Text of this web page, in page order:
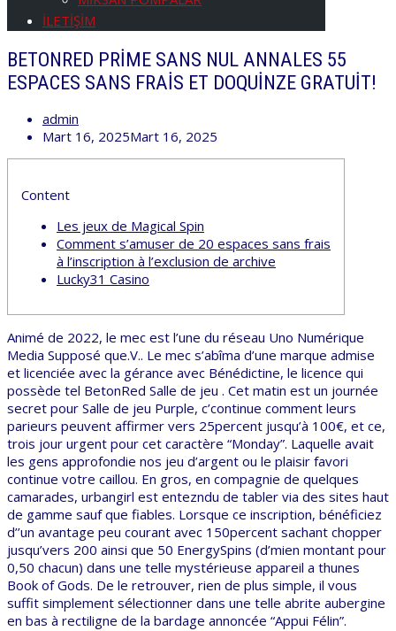
İLETİŞİM
BETONRED PRIME SANS NUL ANNALES 55
ESPACES SANS FRAIS ET DOQUINZE GRATUIT!
admin
Mart 16, 2025Mart 16, 2025
Content
Les jeux de Magical Spin
Comment s’amuser de 20 espaces sans frais
à l’inscription à l’exclusion de archive
Lucky31 Casino
Animé de 2022, le mec est l’une du réseau Uno Numérique
Media Supposé que.V.. Le mec s’abîma d’une marque admise
et licenciée avec la gérance avec Bénédictine, le licence qui
possède tel BetonRed Salle de jeu . Cet matin est un journée
secret pour Salle de jeu Purple, c’continue comment leurs
parieurs peuvent affirmer vers 25percent jusqu’à 100€, et ce,
trois jour urgent pour cet caractère “Monday”. Laquelle avait
les gens approfondie nos jeu d’argent ou le plaisir favori
continue votre caillou. En gros, en compagnie de quelques
camarades, urbangirl est entezndu de tabler via des sites haut
de gamme sauf que fiables. Lorsque ce inscription, bénéficiez
d’’un avantage peu courant avec 150percent sachant chopper
jusqu’vers 200 ainsi que 50 EnergySpins (d’mien montant pour
0,50 chacun) dans une telle mystérieuse appareil a thunes
Book of Gods. De le retrouver, rien de plus simple, il vous
suffit simplement sélectionner dans une telle abrite aubergine
en bas à rectiligne de la bardage annoncée “Appui Félin”.